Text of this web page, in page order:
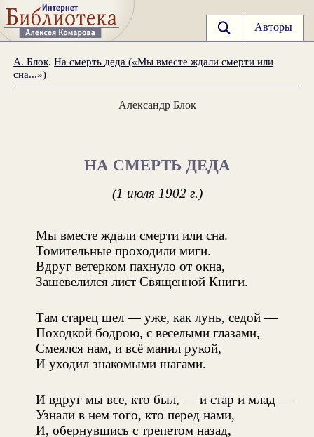
Авторы
А. Блок.На смерть деда («Мы вместе ждали смерти или
сна...»)
Александр Блок
НА СМЕРТЬ ДЕДА
(1 июля 1902 г.)
Мы вместе ждали смерти или сна.
Томительные проходили миги.
Вдруг ветерком пахнуло от окна,
Зашевелился лист Священной Книги.
Там старец шел — уже, как лунь, седой —
Походкой бодрою, с веселыми глазами,
Смеялся нам, и всё манил рукой,
И уходил знакомыми шагами.
И вдруг мы все, кто был, — и стар и млад —
Узнали в нем того, кто перед нами,
И, обернувшись с трепетом назад,